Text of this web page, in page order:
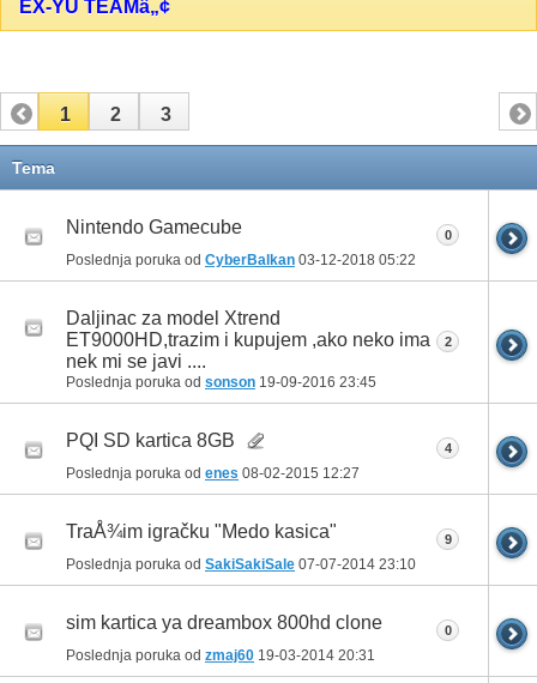
EX-YU TEAMâ„¢
1 2 3
Tema
Nintendo Gamecube
Poslednja poruka od CyberBalkan 03-12-2018 05:22
0
Daljinac za model Xtrend
ET9000HD,trazim i kupujem ,ako neko ima
nek mi se javi ....
Poslednja poruka od sonson 19-09-2016 23:45
2
PQI SD kartica 8GB
Poslednja poruka od enes 08-02-2015 12:27
4
TraÅ¾im igračku "Medo kasica"
Poslednja poruka od SakiSakiSale 07-07-2014 23:10
9
sim kartica ya dreambox 800hd clone
Poslednja poruka od zmaj60 19-03-2014 20:31
0